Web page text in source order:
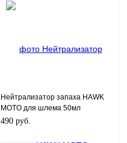
Нейтрализатор запаха HAWK
MOTO для шлема 50мл
490 руб.